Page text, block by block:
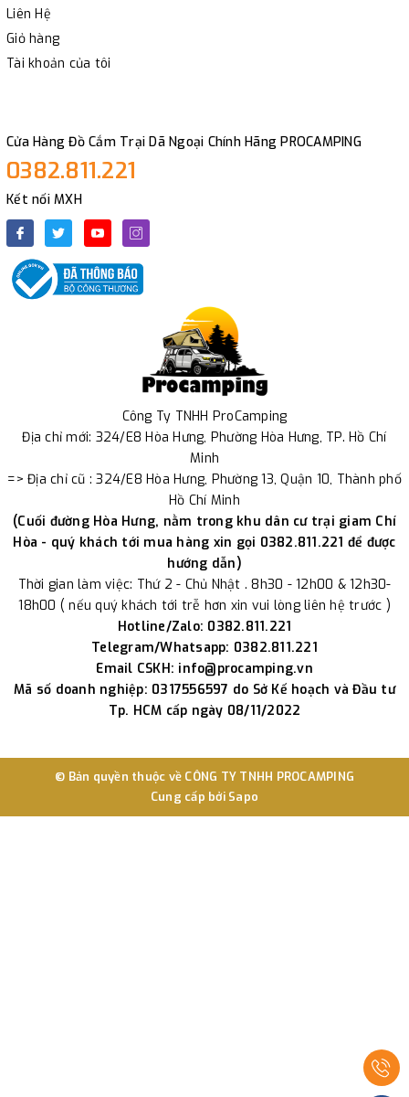
Liên Hệ
Giỏ hàng
Tài khoản của tôi
Cửa Hàng Đồ Cắm Trại Dã Ngoại Chính Hãng PROCAMPING
0382.811.221
Kết nối MXH
Công Ty TNHH ProCamping
Địa chỉ mới: 324/E8 Hòa Hưng, Phường Hòa Hưng, TP. Hồ Chí
Minh
=> Địa chỉ cũ : 324/E8 Hòa Hưng, Phường 13, Quận 10, Thành phố
Hồ Chí Minh
(Cuối đường Hòa Hưng, nằm trong khu dân cư trại giam Chí
Hòa - quý khách tới mua hàng xin gọi 0382.811.221 để được
hướng dẫn)
Thời gian làm việc: Thứ 2 - Chủ Nhật . 8h30 - 12h00 & 12h30-
18h00 ( nếu quý khách tới trễ hơn xin vui lòng liên hệ trước )
Hotline/Zalo: 0382.811.221
Telegram/Whatsapp: 0382.811.221
Email CSKH: info@procamping.vn
Mã số doanh nghiệp: 0317556597 do Sở Kế hoạch và Đầu tư
Tp. HCM cấp ngày 08/11/2022
© Bản quyền thuộc về CÔNG TY TNHH PROCAMPING
Cung cấp bởi Sapo